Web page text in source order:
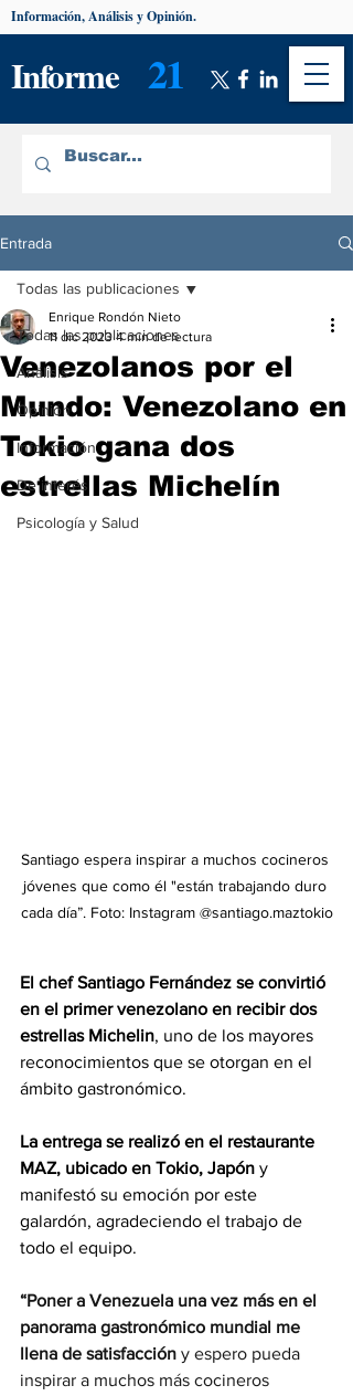
Informe 21
Información, Análisis y Opinión.
Entrada
Todas las publicaciones
Análisis
Opinión
Información
De interés
Psicología y Salud
Todas las publicaciones
Venezolanos por el
Mundo: Venezolano en
Tokio gana dos
estrellas Michelín
Enrique Rondón Nieto
11 dic 2023 4 min de lectura
Santiago espera inspirar a muchos cocineros
jóvenes que como él "están trabajando duro
cada día”. Foto: Instagram @santiago.maztokio
El chef Santiago Fernández se convirtió
en el primer venezolano en recibir dos
estrellas Michelin, uno de los mayores
reconocimientos que se otorgan en el
ámbito gastronómico.
La entrega se realizó en el restaurante
MAZ, ubicado en Tokio, Japón y
manifestó su emoción por este
galardón, agradeciendo el trabajo de
todo el equipo.
“Poner a Venezuela una vez más en el
panorama gastronómico mundial me
llena de satisfacción y espero pueda
inspirar a muchos más cocineros